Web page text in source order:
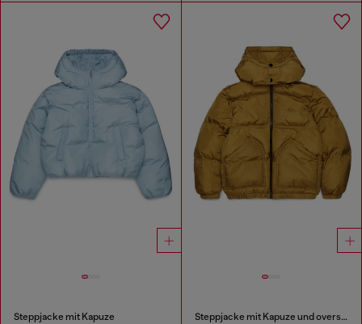
Steppjacke mit Kapuze Steppjacke mit Kapuze und oversized Taschen